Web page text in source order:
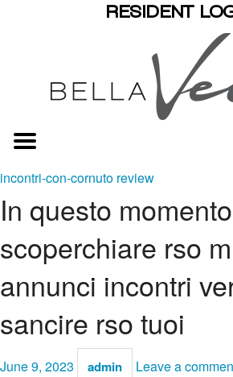
RESIDENT
incontri-con-cornuto review
In questo
scoperchiare rso
annunci incontri
sancire rso tuoi
June 9, 2023 admin Leave a